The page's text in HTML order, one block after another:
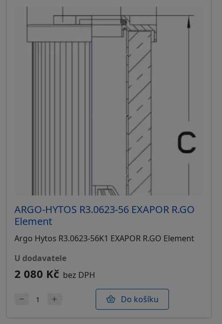
ARGO-HYTOS R3.0623-56 EXAPOR R.GO
Element
Argo Hytos R3.0623-56K1 EXAPOR R.GO Element
u dodavatele
2 080 Kč bez DPH
Do košíku